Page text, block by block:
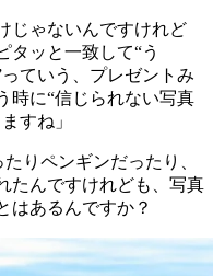
じゃないんですけれど
タッと一致して“う
ていう、プレゼントみ
時に“信じられない写真
すね」
りペンギンだったり、
たんですけれども、写真
はあるんですか？